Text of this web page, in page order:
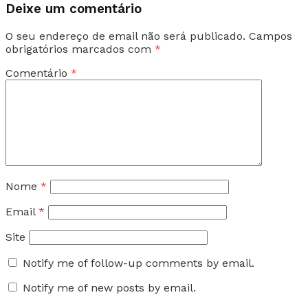
Deixe um comentário
O seu endereço de email não será publicado. Campos
obrigatórios marcados com *
Comentário *
Nome *
Email *
Site
Notify me of follow-up comments by email.
Notify me of new posts by email.